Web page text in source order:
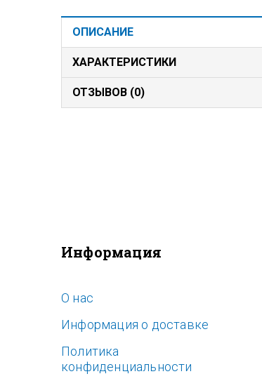
ОПИСАНИЕ
ХАРАКТЕРИСТИКИ
ОТЗЫВОВ (0)
Информация
O нас
Информация о доставке
Политика
конфиденциальности